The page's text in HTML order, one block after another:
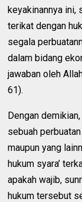
keyakinannya ini,
terikat dengan
segala
dalam bidang
jawaban oleh
61).
Dengan
sebuah
maupun yang
hukum syara’
apakah wajib,
hukum tersebut